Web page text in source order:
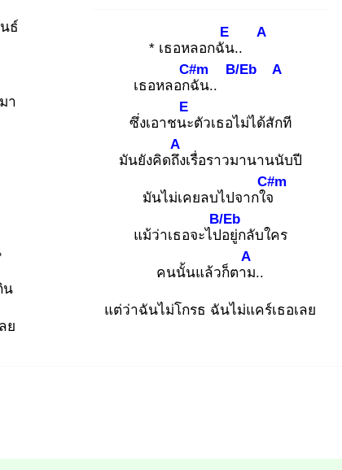
ธ์
า
น
ย
* เธอหลอกฉัน
E
..
A
เธอหลอกฉั
C#m
น..
B/Eb A
ซึ่งเอาชนะ
E
ตัวเธอไม่ได้สักที
มันยังคิดถึง
A
เรื่อราวมานานนับปี
มันไม่เคยลบไปจากใจ
C#m
แม้ว่าเธอจะไปอ
B/Eb
ยู่กลับใคร
คนนั้นแล้วก็ตาม
A
..
แต่ว่าฉันไม่โกรธ ฉันไม่แคร์เธอเลย